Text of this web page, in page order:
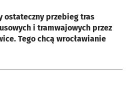
ostateczny przebieg tras
i tramwajowych przez
Tego chcą wrocławianie